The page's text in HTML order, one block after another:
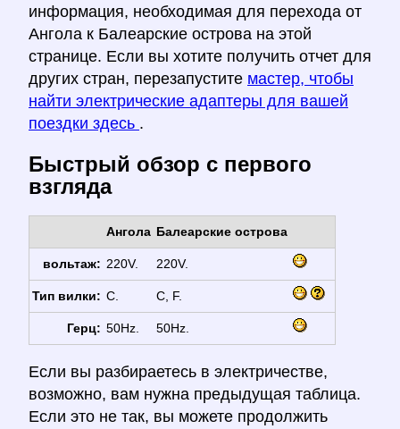
информация, необходимая для перехода от
Ангола к Балеарские острова на этой
странице. Если вы хотите получить отчет для
других стран, перезапустите мастер, чтобы
найти электрические адаптеры для вашей
поездки здесь .
Быстрый обзор с первого
взгляда
Ангола Балеарские острова
вольтаж: 220V. 220V.
Тип вилки: C. C, F.
Герц: 50Hz. 50Hz.
Если вы разбираетесь в электричестве,
возможно, вам нужна предыдущая таблица.
Если это не так, вы можете продолжить